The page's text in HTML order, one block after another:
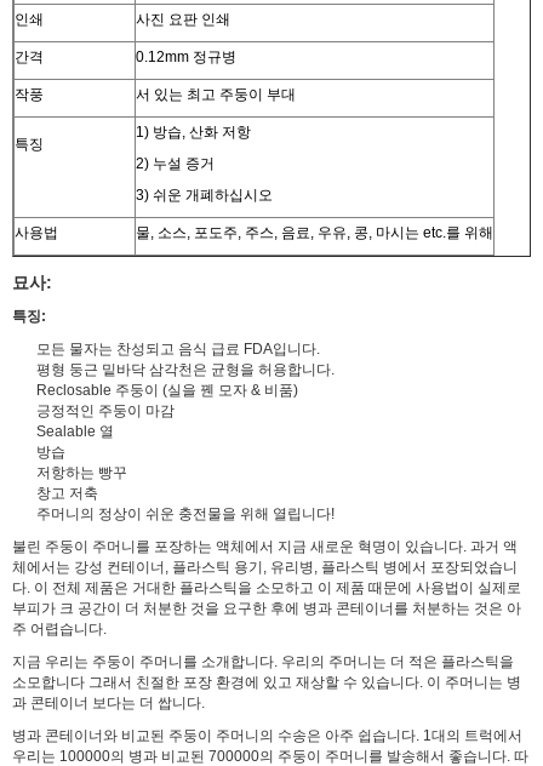
인쇄 사진 요판 인쇄
간격 0.12mm 정규병
작풍 서 있는 최고 주둥이 부대
특징
1) 방습, 산화 저항
2) 누설 증거
3) 쉬운 개폐하십시오
사용법 물, 소스, 포도주, 주스, 음료, 우유, 콩, 마시는 etc.를 위해
묘사:
특징:
모든 물자는 찬성되고 음식 급료 FDA입니다.
평형 둥근 밑바닥 삼각천은 균형을 허용합니다.
Reclosable 주둥이 (실을 꿴 모자 & 비품)
긍정적인 주둥이 마감
Sealable 열
방습
저항하는 빵꾸
창고 저축
주머니의 정상이 쉬운 충전물을 위해 열립니다!
불린 주둥이 주머니를 포장하는 액체에서 지금 새로운 혁명이 있습니다. 과거 액
체에서는 강성 컨테이너, 플라스틱 용기, 유리병, 플라스틱 병에서 포장되었습니
다. 이 전체 제품은 거대한 플라스틱을 소모하고 이 제품 때문에 사용법이 실제로
부피가 크 공간이 더 처분한 것을 요구한 후에 병과 콘테이너를 처분하는 것은 아
주 어렵습니다.
지금 우리는 주둥이 주머니를 소개합니다. 우리의 주머니는 더 적은 플라스틱을
소모합니다 그래서 친절한 포장 환경에 있고 재상할 수 있습니다. 이 주머니는 병
과 콘테이너 보다는 더 쌉니다.
병과 콘테이너와 비교된 주둥이 주머니의 수송은 아주 쉽습니다. 1대의 트럭에서
우리는 100000의 병과 비교된 700000의 주둥이 주머니를 발송해서 좋습니다. 따